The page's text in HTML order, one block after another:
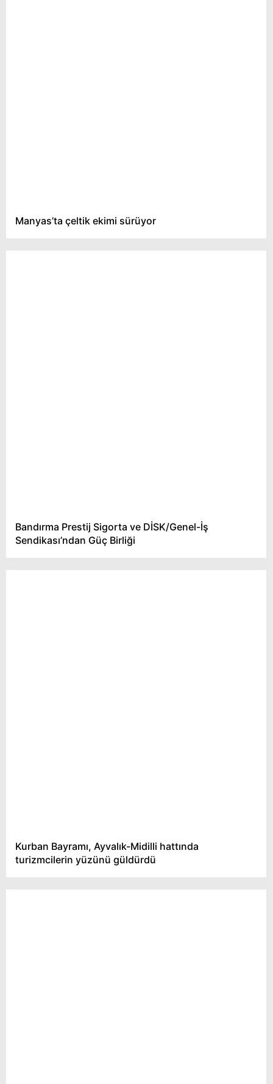
Manyas’ta çeltik ekimi sürüyor
Bandırma Prestij Sigorta ve DİSK/Genel-İş
Sendikası’ndan Güç Birliği
Kurban Bayramı, Ayvalık-Midilli hattında
turizmcilerin yüzünü güldürdü